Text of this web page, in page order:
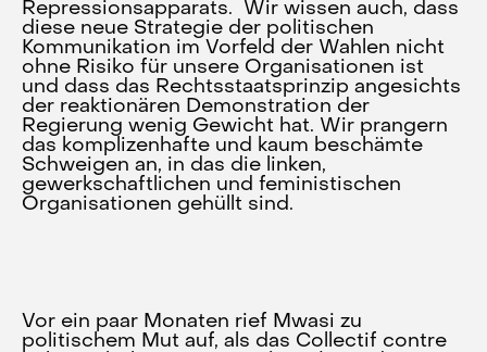
Repressionsapparats. Wir wissen auch, dass
diese neue Strategie der politischen
Kommunikation im Vorfeld der Wahlen nicht
ohne Risiko für unsere Organisationen ist
und dass das Rechtsstaatsprinzip angesichts
der reaktionären Demonstration der
Regierung wenig Gewicht hat. Wir prangern
das komplizenhafte und kaum beschämte
Schweigen an, in das die linken,
gewerkschaftlichen und feministischen
Organisationen gehüllt sind.
Vor ein paar Monaten rief Mwasi zu
politischem Mut auf, als das Collectif contre